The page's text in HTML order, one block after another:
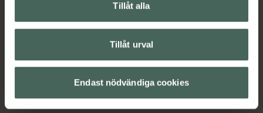
Tillåt alla
Tillåt urval
Endast nödvändiga cookies
Handla tryggt
Leverans, betalning och retur
Sajtens tillgänglighet
Köpvillkor